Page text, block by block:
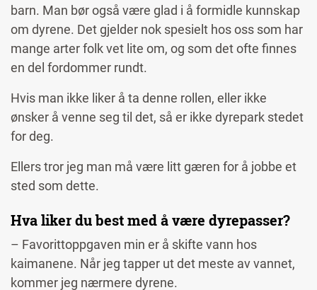
barn. Man bør også være glad i å formidle kunnskap
om dyrene. Det gjelder nok spesielt hos oss som har
mange arter folk vet lite om, og som det ofte finnes
en del fordommer rundt.
Hvis man ikke liker å ta denne rollen, eller ikke
ønsker å venne seg til det, så er ikke dyrepark stedet
for deg.
Ellers tror jeg man må være litt gæren for å jobbe et
sted som dette.
Hva liker du best med å være dyrepasser?
– Favorittoppgaven min er å skifte vann hos
kaimanene. Når jeg tapper ut det meste av vannet,
kommer jeg nærmere dyrene.